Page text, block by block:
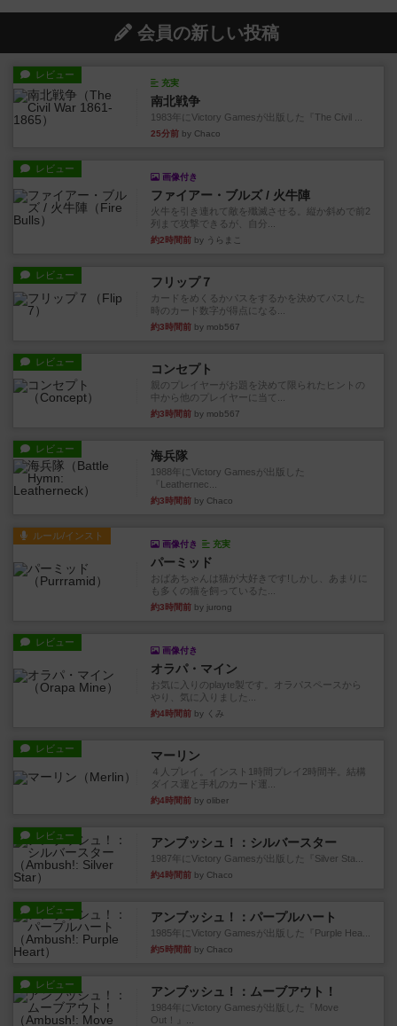
会員の新しい投稿
レビュー
充実
南北戦争
1983年にVictory Gamesが出版した『The Civil ...
25分前 by Chaco
レビュー
画像付き
ファイアー・ブルズ / 火牛陣
火牛を引き連れて敵を殲滅させる。縦か斜めで前2
列まで攻撃できるが、自分...
約2時間前 by うらまこ
レビュー フリップ７
カードをめくるかパスをするかを決めてパスした
時のカード数字が得点になる...
約3時間前 by mob567
レビュー コンセプト
親のプレイヤーがお題を決めて限られたヒントの
中から他のプレイヤーに当て...
約3時間前 by mob567
レビュー 海兵隊
1988年にVictory Gamesが出版した
『Leathernec...
約3時間前 by Chaco
ルール/インスト
画像付き 充実
パーミッド
おばあちゃんは猫が大好きです!しかし、あまりに
も多くの猫を飼っているた...
約3時間前 by jurong
レビュー
画像付き
オラパ・マイン
お気に入りのplayte製です。オラパスペースから
やり、気に入りました...
約4時間前 by くみ
レビュー マーリン
４人プレイ。インスト1時間プレイ2時間半。結構
ダイス運と手札のカード運...
約4時間前 by oliber
レビュー アンブッシュ！：シルバースター
1987年にVictory Gamesが出版した『Silver Sta...
約4時間前 by Chaco
レビュー アンブッシュ！：パープルハート
1985年にVictory Gamesが出版した『Purple Hea...
約5時間前 by Chaco
レビュー アンブッシュ！：ムーブアウト！
1984年にVictory Gamesが出版した『Move
Out！』...